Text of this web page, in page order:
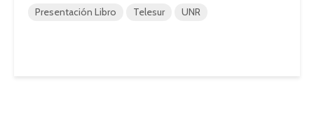
Presentación Libro Telesur UNR